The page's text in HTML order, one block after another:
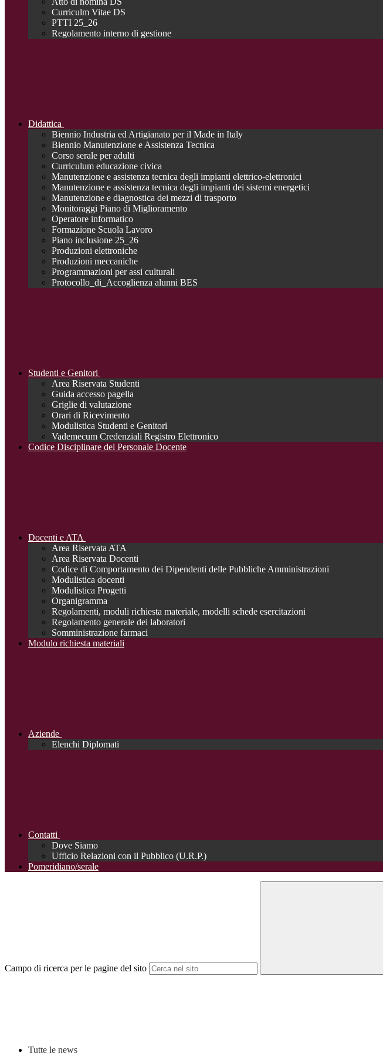
Curriculm Vitae DS
PTTI 25_26
Regolamento interno di gestione
Didattica
Biennio Industria ed Artigianato per il Made in Italy
Biennio Manutenzione e Assistenza Tecnica
Corso serale per adulti
Curriculum educazione civica
Manutenzione e assistenza tecnica degli impianti elettrico-elettronici
Manutenzione e assistenza tecnica degli impianti dei sistemi energetici
Manutenzione e diagnostica dei mezzi di trasporto
Monitoraggi Piano di Miglioramento
Operatore informatico
Formazione Scuola Lavoro
Piano inclusione 25_26
Produzioni elettroniche
Produzioni meccaniche
Programmazioni per assi culturali
Protocollo_di_Accoglienza alunni BES
Studenti e Genitori
Area Riservata Studenti
Guida accesso pagella
Griglie di valutazione
Orari di Ricevimento
Modulistica Studenti e Genitori
Vademecum Credenziali Registro Elettronico
Codice Disciplinare del Personale Docente
Docenti e ATA
Area Riservata ATA
Area Riservata Docenti
Codice di Comportamento dei Dipendenti delle Pubbliche Amministrazioni
Modulistica docenti
Modulistica Progetti
Organigramma
Regolamenti, moduli richiesta materiale, modelli schede esercitazioni
Regolamento generale dei laboratori
Somministrazione farmaci
Modulo richiesta materiali
Aziende
Elenchi Diplomati
Contatti
Dove Siamo
Ufficio Relazioni con il Pubblico (U.R.P.)
Pomeridiano/serale
Campo di ricerca per le pagine del sito
Tutte le news